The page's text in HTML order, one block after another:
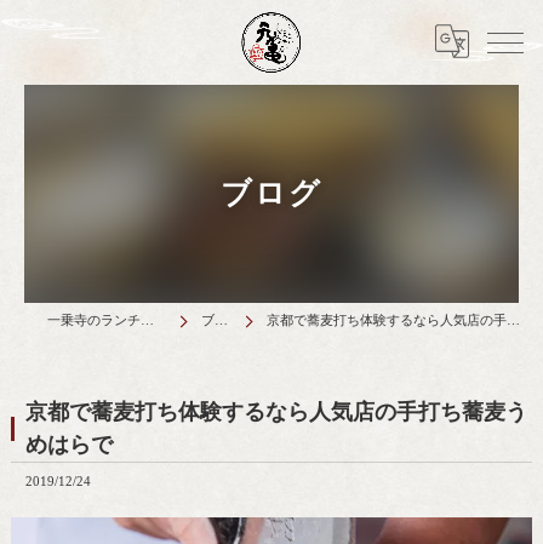
ブログ
ブログ 京都で蕎麦打ち体験するなら人気店の手打ち蕎麦うめはらで
京都で蕎麦打ち体験するなら人気店の手打ち蕎麦う
めはらで
2019/12/24